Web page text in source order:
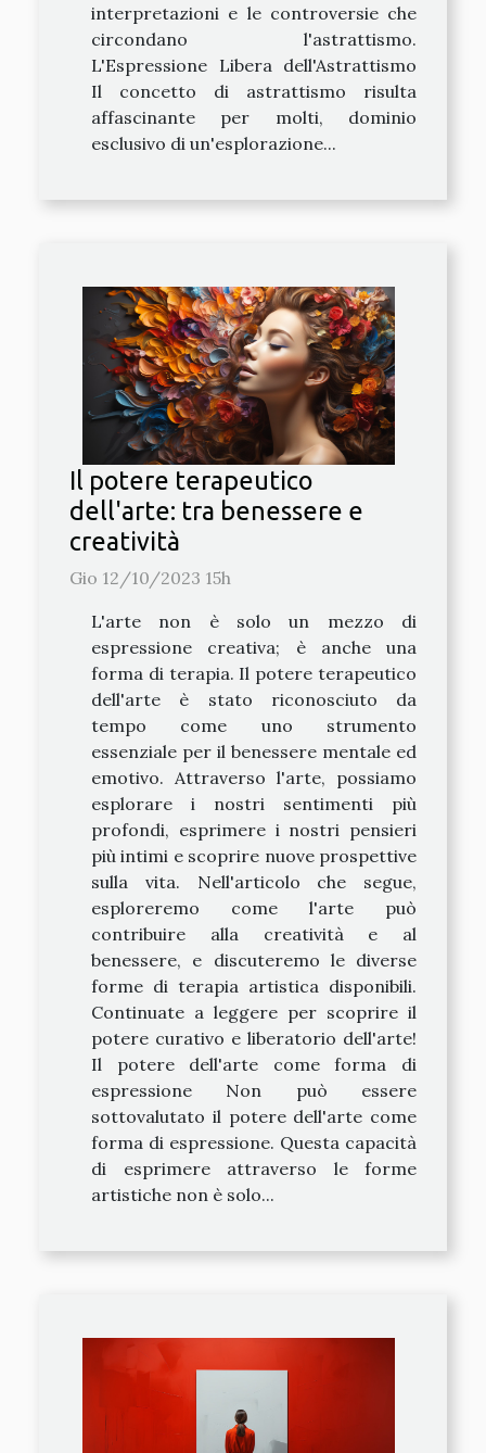
interpretazioni e le controversie che
circondano l'astrattismo.
L'Espressione Libera dell'Astrattismo
Il concetto di astrattismo risulta
affascinante per molti, dominio
esclusivo di un'esplorazione...
Il potere terapeutico
dell'arte: tra benessere e
creatività
Gio 12/10/2023 15h
L'arte non è solo un mezzo di
espressione creativa; è anche una
forma di terapia. Il potere terapeutico
dell'arte è stato riconosciuto da
tempo come uno strumento
essenziale per il benessere mentale ed
emotivo. Attraverso l'arte, possiamo
esplorare i nostri sentimenti più
profondi, esprimere i nostri pensieri
più intimi e scoprire nuove prospettive
sulla vita. Nell'articolo che segue,
esploreremo come l'arte può
contribuire alla creatività e al
benessere, e discuteremo le diverse
forme di terapia artistica disponibili.
Continuate a leggere per scoprire il
potere curativo e liberatorio dell'arte!
Il potere dell'arte come forma di
espressione Non può essere
sottovalutato il potere dell'arte come
forma di espressione. Questa capacità
di esprimere attraverso le forme
artistiche non è solo...